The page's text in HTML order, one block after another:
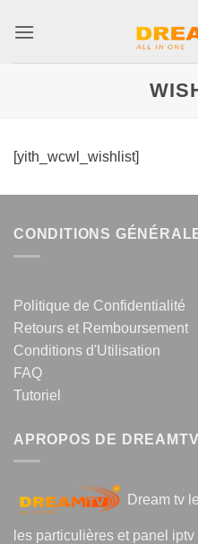
[yith_wcwl_wishlist]
CONDITIONS
Politique de Confidentialité
Retours et Remboursement
Conditions d'Utilisation
FAQ
Tutoriel
APROPOS DE DREAMTV
Dream tv
les particulières et panel